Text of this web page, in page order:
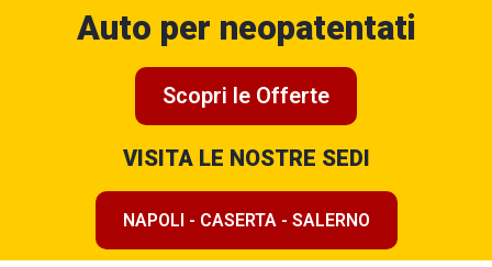
Auto per neopatentati
Scopri le Offerte
VISITA LE NOSTRE SEDI
NAPOLI - CASERTA - SALERNO